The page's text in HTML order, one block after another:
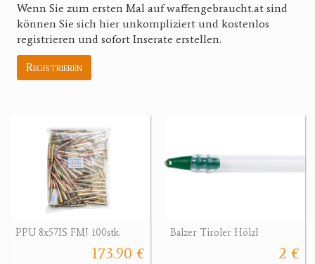
Wenn Sie zum ersten Mal auf waffengebraucht.at sind
können Sie sich hier unkompliziert und kostenlos
registrieren und sofort Inserate erstellen.
Registrieren
PPU 8x57IS FMJ 100stk.
173.90 €
Balzer Tiroler Hölzl
2 €